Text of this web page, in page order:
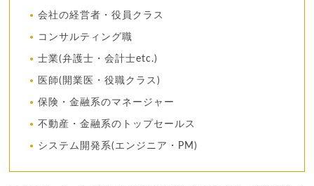
会社の経営者・役員クラス
コンサルティング職
士業(弁護士・会計士etc.)
医師(開業医・役職クラス)
保険・金融系のマネージャー
不動産・金融系のトップセールス
システム開発系(エンジニア・PM)